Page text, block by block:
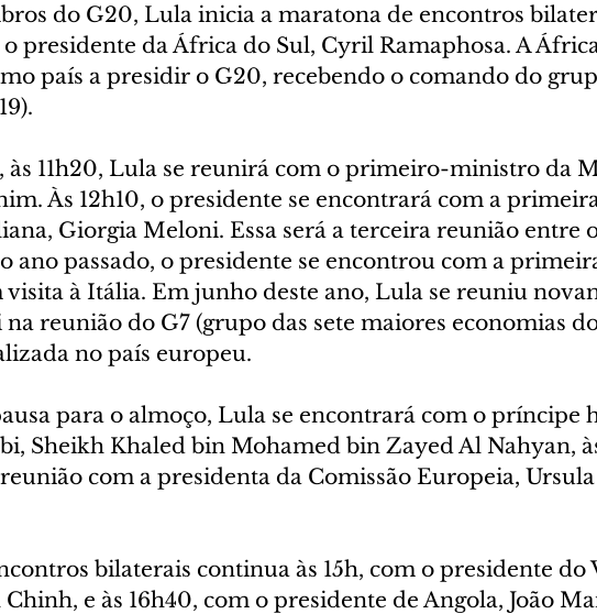
do G20, Lula inicia a maratona de encontros
presidente da África do Sul, Cyril Ramaphosa. A
país a presidir o G20, recebendo o comando do
às 11h20, Lula se reunirá com o primeiro-ministro da
Às 12h10, o presidente se encontrará com a
Giorgia Meloni. Essa será a terceira reunião entre
ano passado, o presidente se encontrou com a
à Itália. Em junho deste ano, Lula se reuniu
reunião do G7 (grupo das sete maiores economias
no país europeu.
para o almoço, Lula se encontrará com o príncipe
Sheikh Khaled bin Mohamed bin Zayed Al Nahyan,
reunião com a presidenta da Comissão Europeia,
bilaterais continua às 15h, com o presidente do
e às 16h40, com o presidente de Angola, João